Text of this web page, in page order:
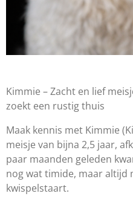
Kimmie – Zacht en lief
zoekt een rustig thuis
Maak kennis met Kimmie
meisje van bijna 2,5 jaar,
paar maanden geleden
nog wat timide, maar altijd
kwispelstaart.